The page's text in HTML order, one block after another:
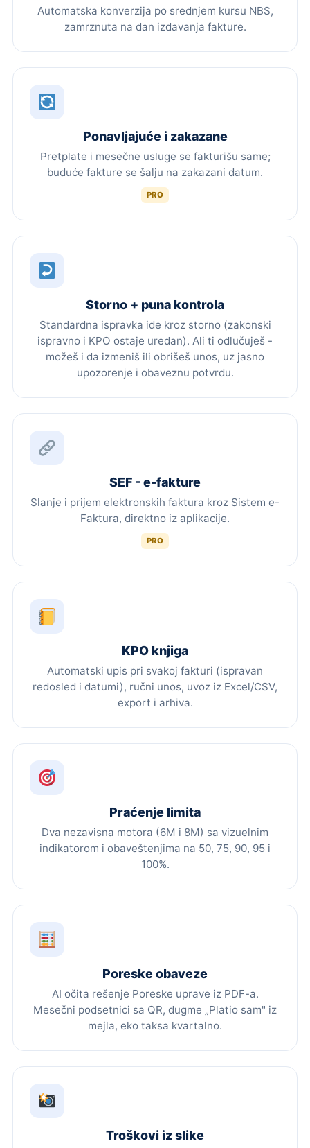
Automatska konverzija po srednjem kursu NBS,
zamrznuta na dan izdavanja fakture.
Ponavljajuće i zakazane
Pretplate i mesečne usluge se fakturišu same;
buduće fakture se šalju na zakazani datum.
PRO
Storno + puna kontrola
Standardna ispravka ide kroz storno (zakonski
ispravno i KPO ostaje uredan). Ali ti odlučuješ -
možeš i da izmeniš ili obrišeš unos, uz jasno
upozorenje i obaveznu potvrdu.
SEF - e-fakture
Slanje i prijem elektronskih faktura kroz Sistem e-
Faktura, direktno iz aplikacije.
PRO
KPO knjiga
Automatski upis pri svakoj fakturi (ispravan
redosled i datumi), ručni unos, uvoz iz Excel/CSV,
export i arhiva.
Praćenje limita
Dva nezavisna motora (6M i 8M) sa vizuelnim
indikatorom i obaveštenjima na 50, 75, 90, 95 i
100%.
Poreske obaveze
AI očita rešenje Poreske uprave iz PDF-a.
Mesečni podsetnici sa QR, dugme „Platio sam" iz
mejla, eko taksa kvartalno.
Troškovi iz slike